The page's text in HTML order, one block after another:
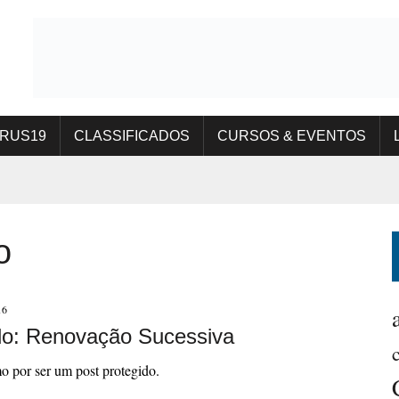
CLASSIFICADOS CURSOS & EVENTOS
Renovação Sucessiva
por ser um post protegido.